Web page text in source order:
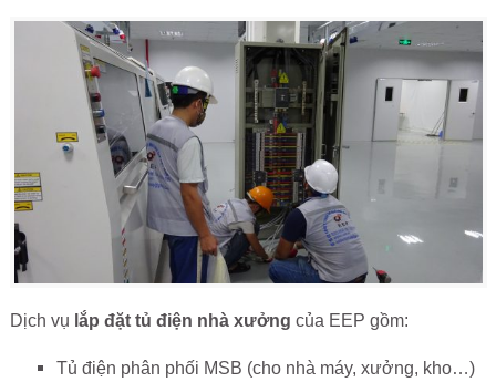
Dịch vụ lắp đặt tủ điện nhà xưởng của EEP gồm:
Tủ điện phân phối MSB (cho nhà máy, xưởng, kho…)